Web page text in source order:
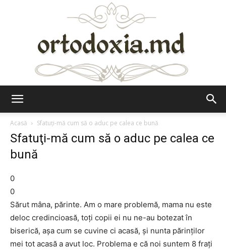
Acasă
Sfatuţi-mă cum să o aduc pe calea ce bună
Sfatuţi-mă cum să o aduc pe calea ce
bună
0
0
Sărut mâna, părinte. Am o mare problemă, mama nu este
deloc credincioasă, toţi copii ei nu ne-au botezat în
biserică, aşa cum se cuvine ci acasă, şi nunta părinţilor
mei tot acasă a avut loc. Problema e că noi suntem 8 fraţi